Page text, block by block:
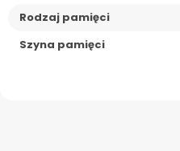
Rodzaj pamięci
Szyna pamięci